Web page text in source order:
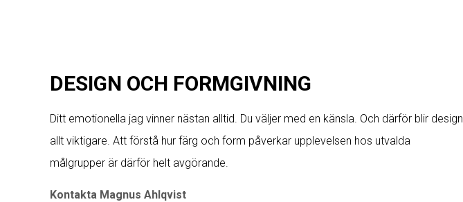
DESIGN OCH FORMGIVNING
Ditt emotionella jag vinner nästan alltid. Du väljer med en känsla. Och därför blir design
allt viktigare. Att förstå hur färg och form påverkar upplevelsen hos utvalda
målgrupper är därför helt avgörande.
Kontakta Magnus Ahlqvist